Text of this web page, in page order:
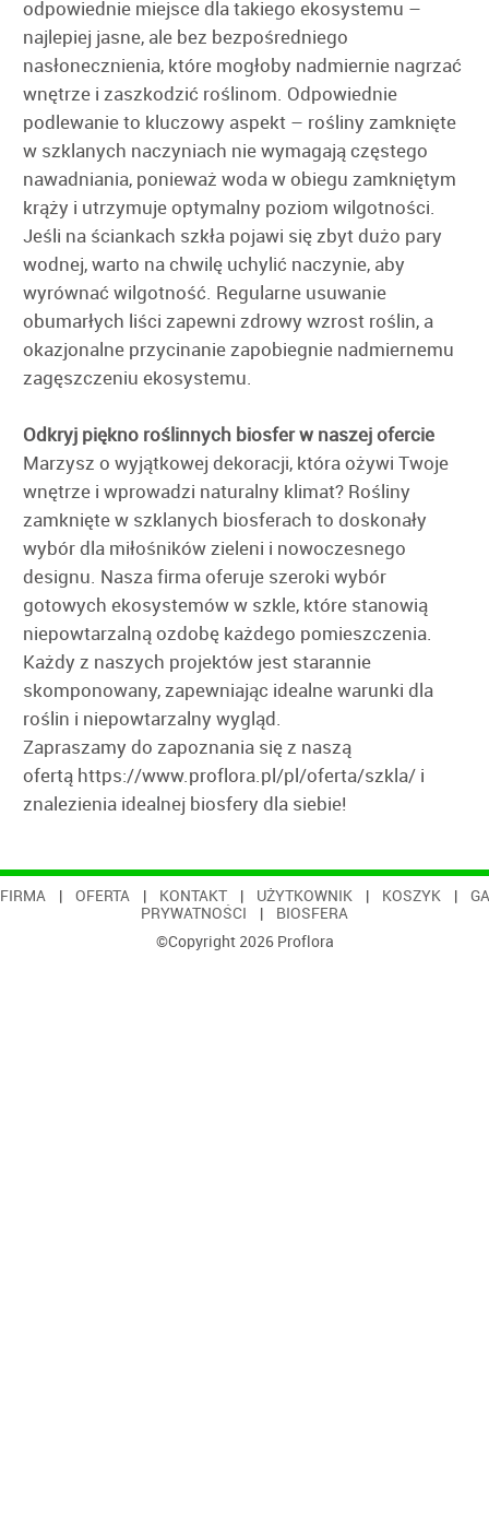
odpowiednie miejsce dla takiego ekosystemu –
najlepiej jasne, ale bez bezpośredniego
nasłonecznienia, które mogłoby nadmiernie nagrzać
wnętrze i zaszkodzić roślinom. Odpowiednie
podlewanie to kluczowy aspekt – rośliny zamknięte
w szklanych naczyniach nie wymagają częstego
nawadniania, ponieważ woda w obiegu zamkniętym
krąży i utrzymuje optymalny poziom wilgotności.
Jeśli na ściankach szkła pojawi się zbyt dużo pary
wodnej, warto na chwilę uchylić naczynie, aby
wyrównać wilgotność. Regularne usuwanie
obumarłych liści zapewni zdrowy wzrost roślin, a
okazjonalne przycinanie zapobiegnie nadmiernemu
zagęszczeniu ekosystemu.
Odkryj piękno roślinnych biosfer w naszej ofercie
Marzysz o wyjątkowej dekoracji, która ożywi Twoje
wnętrze i wprowadzi naturalny klimat? Rośliny
zamknięte w szklanych biosferach to doskonały
wybór dla miłośników zieleni i nowoczesnego
designu. Nasza firma oferuje szeroki wybór
gotowych ekosystemów w szkle, które stanowią
niepowtarzalną ozdobę każdego pomieszczenia.
Każdy z naszych projektów jest starannie
skomponowany, zapewniając idealne warunki dla
roślin i niepowtarzalny wygląd.
Zapraszamy do zapoznania się z naszą
ofertą https://www.proflora.pl/pl/oferta/szkla/ i
znalezienia idealnej biosfery dla siebie!
FIRMA | OFERTA | KONTAKT | UŻYTKOWNIK | KOSZYK |
PRYWATNOŚCI | BIOSFERA
©Copyright 2026 Proflora